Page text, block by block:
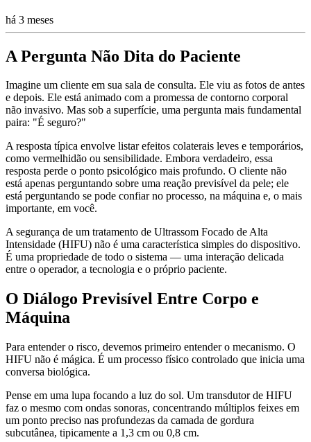
há 3 meses
A Pergunta Não Dita do Paciente
Imagine um cliente em sua sala de consulta. Ele viu as fotos de antes
e depois. Ele está animado com a promessa de contorno corporal
não invasivo. Mas sob a superfície, uma pergunta mais fundamental
paira: "É seguro?"
A resposta típica envolve listar efeitos colaterais leves e temporários,
como vermelhidão ou sensibilidade. Embora verdadeiro, essa
resposta perde o ponto psicológico mais profundo. O cliente não
está apenas perguntando sobre uma reação previsível da pele; ele
está perguntando se pode confiar no processo, na máquina e, o mais
importante, em você.
A segurança de um tratamento de Ultrassom Focado de Alta
Intensidade (HIFU) não é uma característica simples do dispositivo.
É uma propriedade de todo o sistema — uma interação delicada
entre o operador, a tecnologia e o próprio paciente.
O Diálogo Previsível Entre Corpo e
Máquina
Para entender o risco, devemos primeiro entender o mecanismo. O
HIFU não é mágica. É um processo físico controlado que inicia uma
conversa biológica.
Pense em uma lupa focando a luz do sol. Um transdutor de HIFU
faz o mesmo com ondas sonoras, concentrando múltiplos feixes em
um ponto preciso nas profundezas da camada de gordura
subcutânea, tipicamente a 1,3 cm ou 0,8 cm.